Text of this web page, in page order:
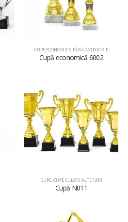
CUPE ECONOMICE FĂRĂ CATEGORIE
Cupă economică 6002
CUPE,CUPE CULORI ALTE ȚĂRI
Cupă N011